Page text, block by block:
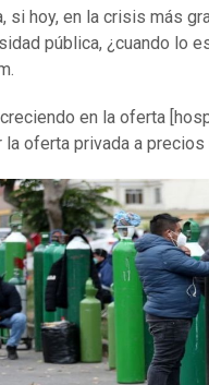
si hoy, en la crisis más
pública, ¿cuando lo
en la oferta
la oferta privada a precios